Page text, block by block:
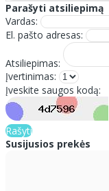
Parašyti atsiliepimą
Vardas:
El. pašto adresas:
Atsiliepimas:
Įvertinimas:
Įveskite saugos kodą:
Rašyti
Susijusios prekės